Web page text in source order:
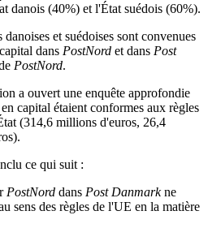
danois (40%) et l'État suédois (60%).
et suédoises sont convenues
dans PostNord et dans Post
PostNord.
a ouvert une enquête approfondie
capital étaient conformes aux règles
(314,6 millions d'euros, 26,4
ce qui suit :
PostNord dans Post Danmarkne
sens des règles de l'UE en la matière